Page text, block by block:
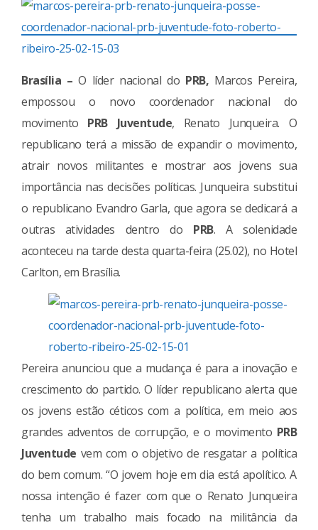
Brasília – O líder nacional do PRB, Marcos Pereira,
empossou o novo coordenador nacional do
movimento PRB Juventude, Renato Junqueira. O
republicano terá a missão de expandir o movimento,
atrair novos militantes e mostrar aos jovens sua
importância nas decisões políticas. Junqueira substitui
o republicano Evandro Garla, que agora se dedicará a
outras atividades dentro do PRB. A solenidade
aconteceu na tarde desta quarta-feira (25.02), no Hotel
Carlton, em Brasília.
Pereira anunciou que a mudança é para a inovação e
crescimento do partido. O líder republicano alerta que
os jovens estão céticos com a política, em meio aos
grandes adventos de corrupção, e o movimento PRB
Juventude vem com o objetivo de resgatar a política
do bem comum. “O jovem hoje em dia está apolítico. A
nossa intenção é fazer com que o Renato Junqueira
tenha um trabalho mais focado na militância da